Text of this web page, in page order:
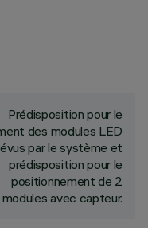
Prédisposition pour le
des modules LED
par le système et
prédisposition pour le
positionnement de 2
modules avec capteur.